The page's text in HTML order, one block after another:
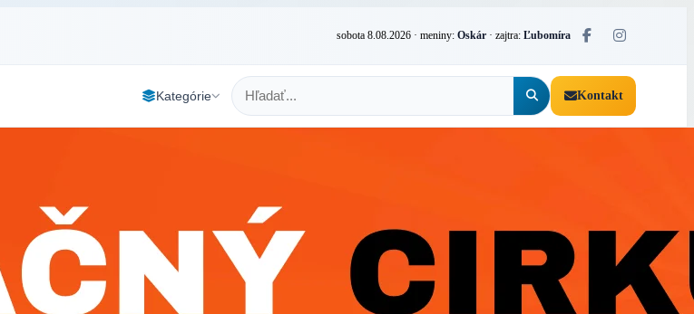
sobota 8.08.2026 · meniny: Oskár · zajtra: Ľubomíra
Kategórie Kontakt